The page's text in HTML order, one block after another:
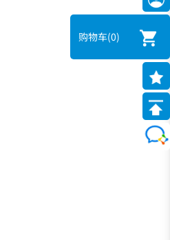
购物车(0)